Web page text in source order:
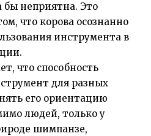
неприятна. Это
что корова осознанно
инструмента в
что способность
для разных
его ориентацию
людей, только у
шимпанзе,